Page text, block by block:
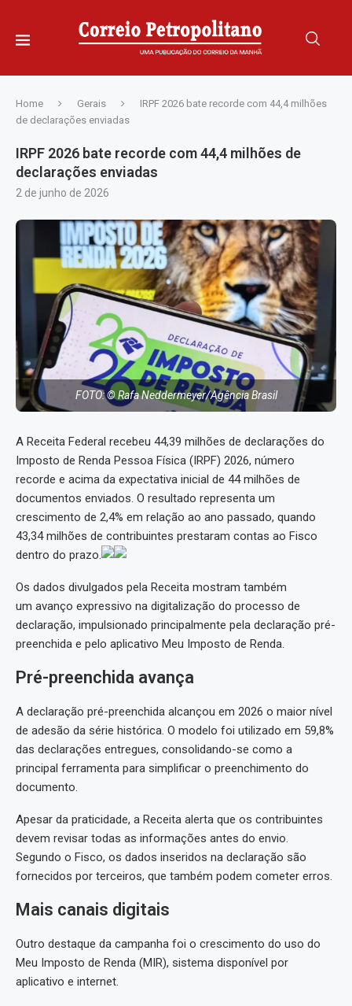
Home Gerais
IRPF 2026 bate recorde com 44,4 milhões
de declarações enviadas
IRPF 2026 bate recorde com 44,4 milhões de
declarações enviadas
2 de junho de 2026
FOTO: © Rafa Neddermeyer/Agência Brasil
A Receita Federal recebeu 44,39 milhões de declarações do
Imposto de Renda Pessoa Física (IRPF) 2026, número
recorde e acima da expectativa inicial de 44 milhões de
documentos enviados. O resultado representa um
crescimento de 2,4% em relação ao ano passado, quando
43,34 milhões de contribuintes prestaram contas ao Fisco
dentro do prazo.
Os dados divulgados pela Receita mostram também
um avanço expressivo na digitalização do processo de
declaração, impulsionado principalmente pela declaração pré-
preenchida e pelo aplicativo Meu Imposto de Renda.
Pré-preenchida avança
A declaração pré-preenchida alcançou em 2026 o maior nível
de adesão da série histórica. O modelo foi utilizado em 59,8%
das declarações entregues, consolidando-se como a
principal ferramenta para simplificar o preenchimento do
documento.
Apesar da praticidade, a Receita alerta que os contribuintes
devem revisar todas as informações antes do envio.
Segundo o Fisco, os dados inseridos na declaração são
fornecidos por terceiros, que também podem cometer erros.
Mais canais digitais
Outro destaque da campanha foi o crescimento do uso do
Meu Imposto de Renda (MIR), sistema disponível por
aplicativo e internet.